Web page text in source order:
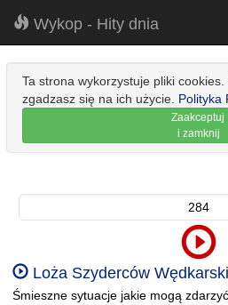
Wykop - Hity dnia
Ta strona wykorzystuje pliki cookies.
zgadzasz się na ich użycie. Polityka
Zaakceptuj
i zamknij
284
Loża Szyderców
Śmieszne sytuacje jakie mogą